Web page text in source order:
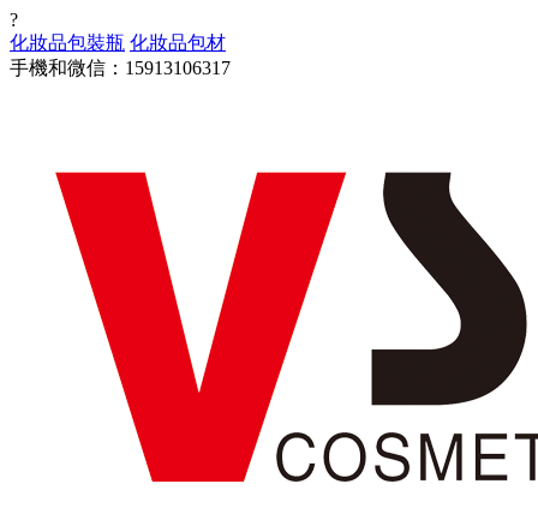
?
化妝品包裝瓶 化妝品包材
手機和微信：15913106317